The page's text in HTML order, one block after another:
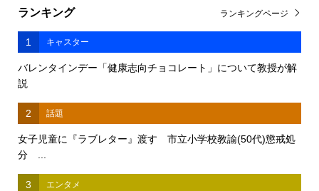
ランキング
1 キャスター
バレンタインデー「健康志向チョコレート」について教授が解
説
2 話題
女子児童に『ラブレター』渡す 市立小学校教諭(50代)懲戒処
分 ...
3 エンタメ
ランキングページ